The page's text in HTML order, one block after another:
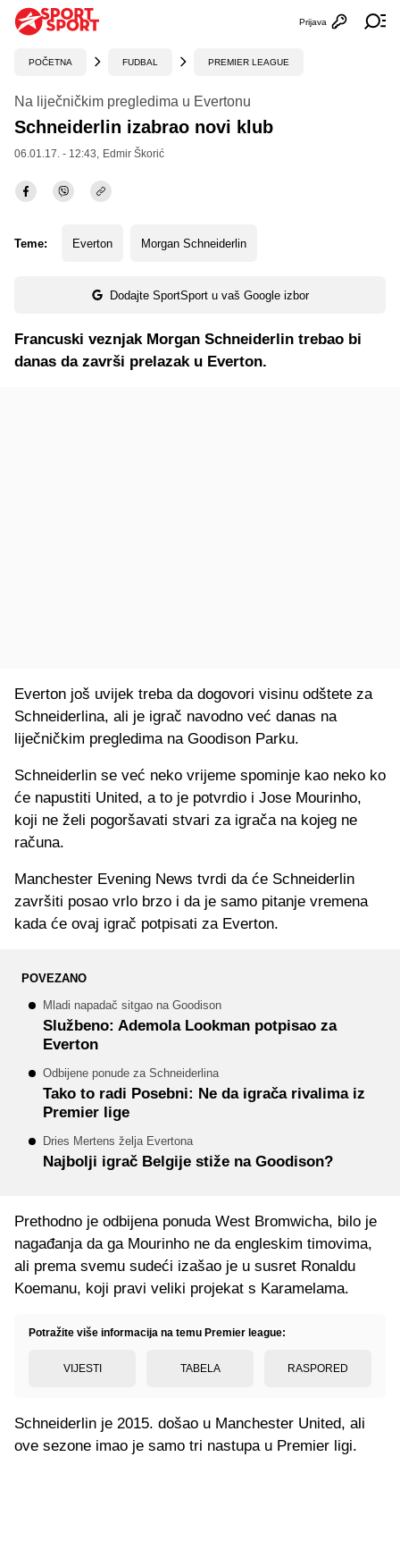
Otvori
Prijava
POČETNA FUDBAL PREMIER LEAGUE
Na liječničkim pregledima u Evertonu
Schneiderlin izabrao novi klub
06.01.17. - 12:43, Edmir Škorić
Teme: Everton Morgan Schneiderlin
Dodajte SportSport u vaš Google izbor
Francuski veznjak Morgan Schneiderlin trebao bi
danas da završi prelazak u Everton.
Everton još uvijek treba da dogovori visinu odštete za
Schneiderlina, ali je igrač navodno već danas na
liječničkim pregledima na Goodison Parku.
Schneiderlin se već neko vrijeme spominje kao neko ko
će napustiti United, a to je potvrdio i Jose Mourinho,
koji ne želi pogoršavati stvari za igrača na kojeg ne
računa.
Manchester Evening News tvrdi da će Schneiderlin
završiti posao vrlo brzo i da je samo pitanje vremena
kada će ovaj igrač potpisati za Everton.
POVEZANO
Mladi napadač sitgao na Goodison
Službeno: Ademola Lookman potpisao za
Everton
Odbijene ponude za Schneiderlina
Tako to radi Posebni: Ne da igrača rivalima iz
Premier lige
Dries Mertens želja Evertona
Najbolji igrač Belgije stiže na Goodison?
Prethodno je odbijena ponuda West Bromwicha, bilo je
nagađanja da ga Mourinho ne da engleskim timovima,
ali prema svemu sudeći izašao je u susret Ronaldu
Koemanu, koji pravi veliki projekat s Karamelama.
Potražite više informacija na temu Premier league:
VIJESTI TABELA RASPORED
Schneiderlin je 2015. došao u Manchester United, ali
ove sezone imao je samo tri nastupa u Premier ligi.